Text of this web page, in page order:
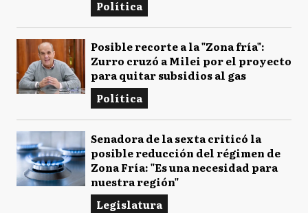
Política
Posible recorte a la "Zona fría":
Zurro cruzó a Milei por el proyecto
para quitar subsidios al gas
Política
Senadora de la sexta criticó la
posible reducción del régimen de
Zona Fría: "Es una necesidad para
nuestra región"
Legislatura